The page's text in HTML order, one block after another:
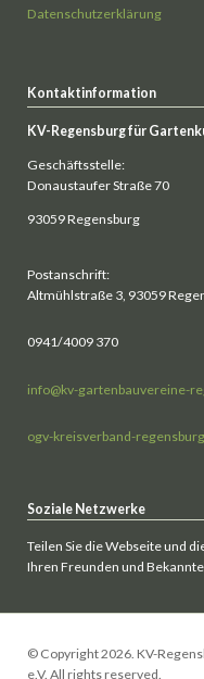
Datenschutzerklärung
Kontaktinformation
KV-Regensburg für
Geschäftsstelle:
Donaustaufer Straße 70
93059 Regensburg
Postanschrift:
Altmühlstraße 3, 93059
0941/4009 370
info@kv-gartenbauvereine-
ogv-kreisverband-
Soziale Netzwerke
Teilen Sie die Webseite und
Ihren Freunden und
© Copyright 2026. KV-
e.V. All rights reserved.